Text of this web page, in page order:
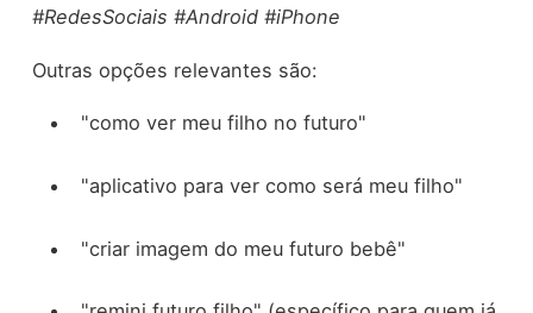
#RedesSociais #Android #iPhone
Outras opções relevantes são:
"como ver meu filho no futuro"
"aplicativo para ver como será meu filho"
"criar imagem do meu futuro bebê"